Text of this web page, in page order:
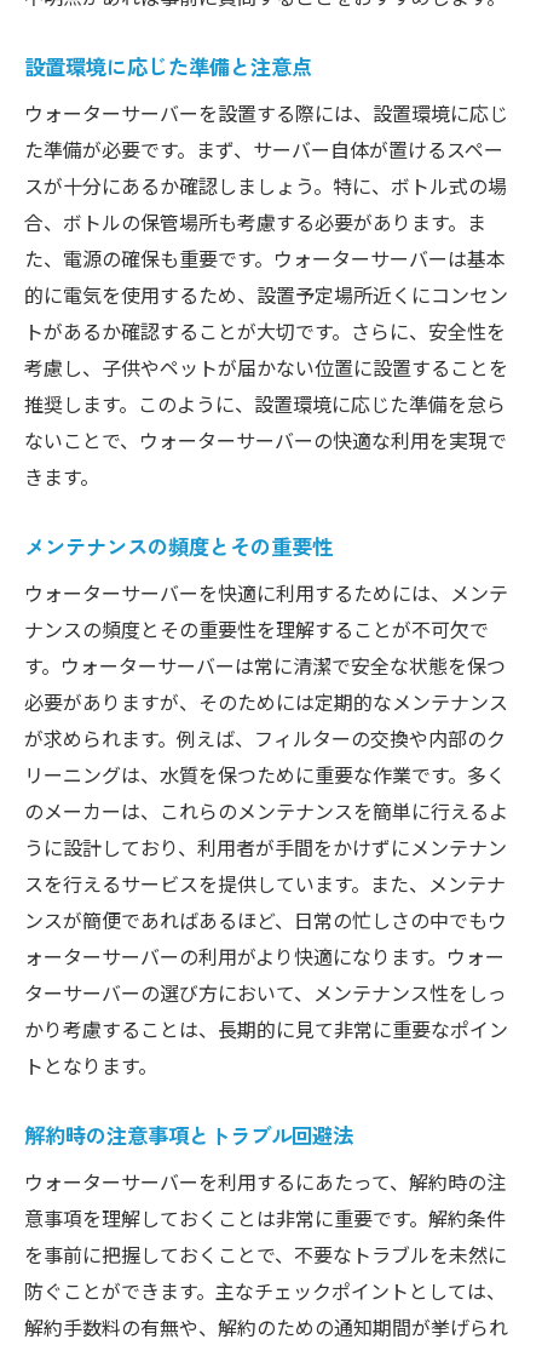
設置環境に応じた準備と注意点
ウォーターサーバーを設置する際には、設置環境に応じ
た準備が必要です。まず、サーバー自体が置けるスペー
スが十分にあるか確認しましょう。特に、ボトル式の場
合、ボトルの保管場所も考慮する必要があります。ま
た、電源の確保も重要です。ウォーターサーバーは基本
的に電気を使用するため、設置予定場所近くにコンセン
トがあるか確認することが大切です。さらに、安全性を
考慮し、子供やペットが届かない位置に設置することを
推奨します。このように、設置環境に応じた準備を怠ら
ないことで、ウォーターサーバーの快適な利用を実現で
きます。
メンテナンスの頻度とその重要性
ウォーターサーバーを快適に利用するためには、メンテ
ナンスの頻度とその重要性を理解することが不可欠で
す。ウォーターサーバーは常に清潔で安全な状態を保つ
必要がありますが、そのためには定期的なメンテナンス
が求められます。例えば、フィルターの交換や内部のク
リーニングは、水質を保つために重要な作業です。多く
のメーカーは、これらのメンテナンスを簡単に行えるよ
うに設計しており、利用者が手間をかけずにメンテナン
スを行えるサービスを提供しています。また、メンテナ
ンスが簡便であればあるほど、日常の忙しさの中でもウ
ォーターサーバーの利用がより快適になります。ウォー
ターサーバーの選び方において、メンテナンス性をしっ
かり考慮することは、長期的に見て非常に重要なポイン
トとなります。
解約時の注意事項とトラブル回避法
ウォーターサーバーを利用するにあたって、解約時の注
意事項を理解しておくことは非常に重要です。解約条件
を事前に把握しておくことで、不要なトラブルを未然に
防ぐことができます。主なチェックポイントとしては、
解約手数料の有無や、解約のための通知期間が挙げられ